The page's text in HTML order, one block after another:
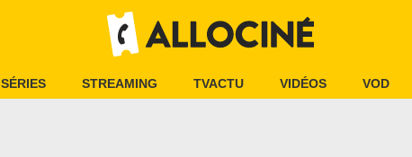
SÉRIES STREAMING TVACTU VIDÉOS VOD